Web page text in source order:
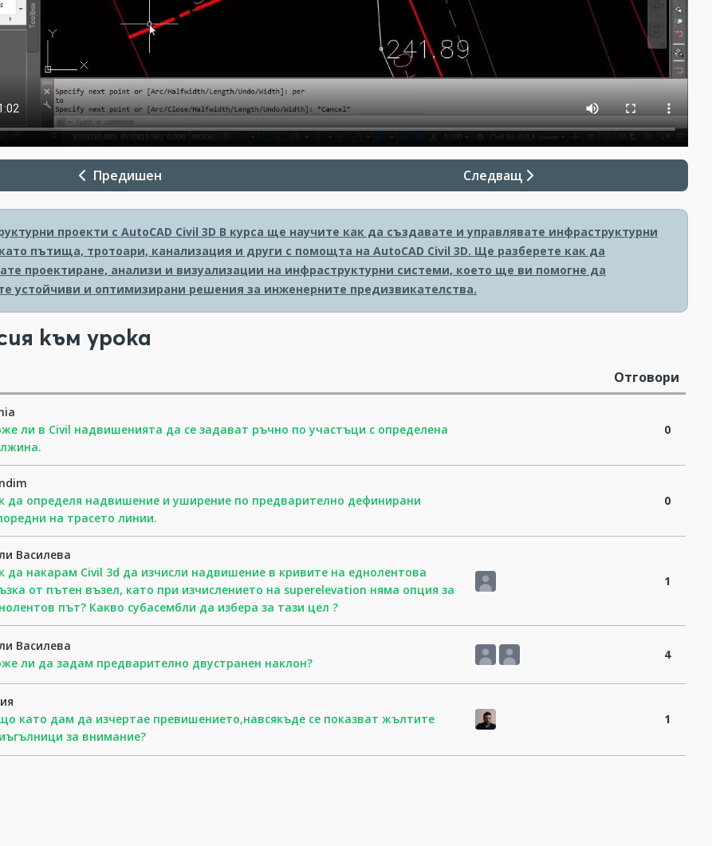
Предишен Следващ
проекти с AutoCAD Civil 3D В курса ще научите как да създавате и управлявате инфраструктурни
пътища, тротоари, канализация и други с помощта на AutoCAD Civil 3D. Ще разберете как да
проектиране, анализи и визуализации на инфраструктурни системи, което ще ви помогне да
устойчиви и оптимизирани решения за инженерните предизвикателства.
към урока
Отговори
ли в Civil надвишенията да се задават ръчно по участъци с определена
0
да определя надвишение и уширение по предварително дефинирани
на трасето линии.
0
Василева
да накарам Civil 3d да изчисли надвишение в кривите на еднолентова
от пътен възел, като при изчислението на superelevation няма опция за
път? Какво субасембли да избера за тази цел ?
1
Василева
ли да задам предварително двустранен наклон?
4
като дам да изчертае превишението,навсякъде се показват жълтите
за внимание?
1